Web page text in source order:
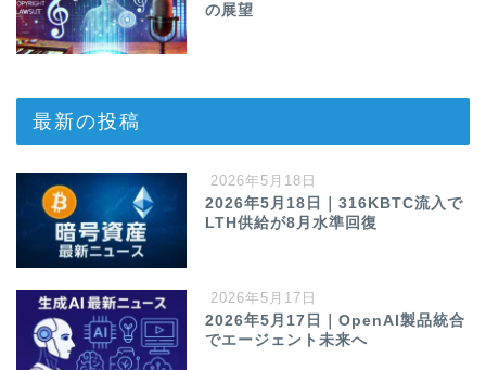
の展望
最新の投稿
2026年5月18日
2026年5月18日｜316KBTC流入で
LTH供給が8月水準回復
2026年5月17日
2026年5月17日｜OpenAI製品統合
でエージェント未来へ